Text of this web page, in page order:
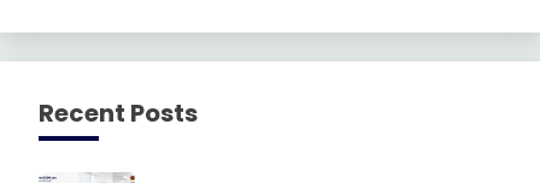
Recent Posts